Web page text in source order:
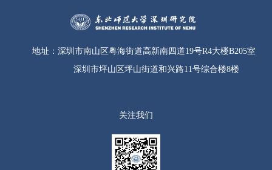
地址： 深圳市南山区粤海街道高新南四道19号R4大楼B205室
深圳市坪山区坪山街道和兴路11号综合楼8楼
关注我们